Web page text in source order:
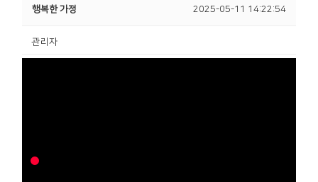
행복한 가정 2025-05-11 14:22:54
관리자